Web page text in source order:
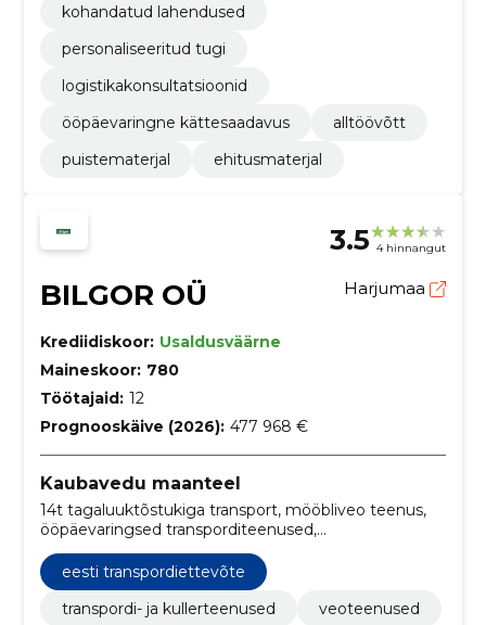
kohandatud lahendused
personaliseeritud tugi
logistikakonsultatsioonid
ööpäevaringne kättesaadavus
alltöövõtt
puistematerjal
ehitusmaterjal
3.5 4 hinnangut
BILGOR OÜ Harjumaa
Krediidiskoor: Usaldusväärne
Maineskoor: 780
Töötajaid: 12
Prognooskäive (2026): 477 968 €
Kaubavedu maanteel
14t tagaluuktõstukiga transport, mööbliveo teenus,
ööpäevaringsed transporditeenused,
transporditakso teenus Eestis, tagaluuktõstukiga
veokite teenused, 5t tagaluuktõstukiga transport, 9t
tagaluuktõstukiga transport, koduelektroonika
eesti transpordiettevõte
transpordi- ja kullerteenused
veoteenused